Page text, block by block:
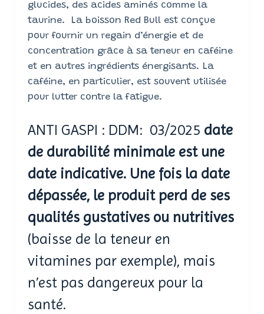
glucides, des acides aminés comme la
taurine. La boisson Red Bull est conçue
pour fournir un regain d’énergie et de
concentration grâce à sa teneur en caféine
et en autres ingrédients énergisants. La
caféine, en particulier, est souvent utilisée
pour lutter contre la fatigue.
ANTI GASPI : DDM: 03/2025 date
de durabilité minimale est une
date indicative. Une fois la date
dépassée, le produit perd de ses
qualités gustatives ou nutritives
(baisse de la teneur en
vitamines par exemple), mais
n’est pas dangereux pour la
santé.